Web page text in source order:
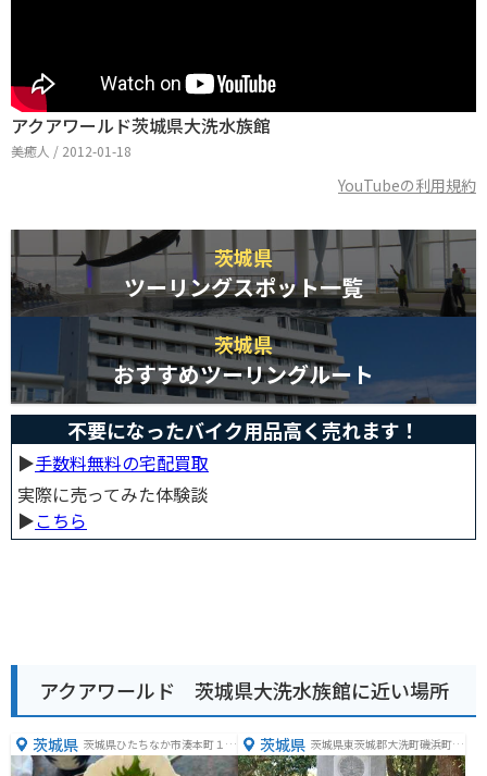
アクアワールド茨城県大洗水族館
美癒人 / 2012-01-18
YouTubeの利用規約
茨城県
ツーリングスポット一覧
茨城県
おすすめツーリングルート
不要になったバイク用品高く売れます！
▶︎手数料無料の宅配買取
実際に売ってみた体験談
▶︎こちら
アクアワールド 茨城県大洗水族館に近い場所
茨城県 茨城県ひたちなか市湊本町１９
−８
茨城県 茨城県東茨城郡大洗町磯浜町６
８９０